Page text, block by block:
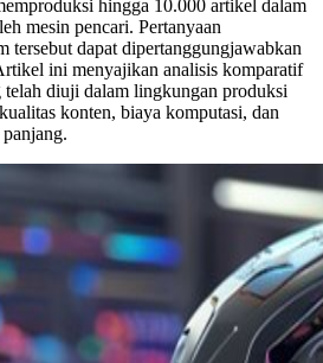
hingga 10.000 artikel dalam
mesin pencari. Pertanyaan
tersebut dapat dipertanggungjawabkan
ini menyajikan analisis komparatif
telah diuji dalam lingkungan produksi
konten, biaya komputasi, dan